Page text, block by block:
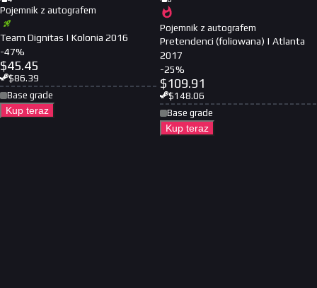
Pojemnik z autografem
Team Dignitas | Kolonia 2016
-47%
$45.45
$86.39
Base grade
Kup teraz
Pojemnik z autografem
Pretendenci (foliowana) | Atlanta
2017
-25%
$109.91
$148.06
Base grade
Kup teraz